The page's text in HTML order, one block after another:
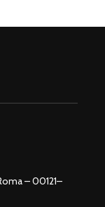
– 00121–